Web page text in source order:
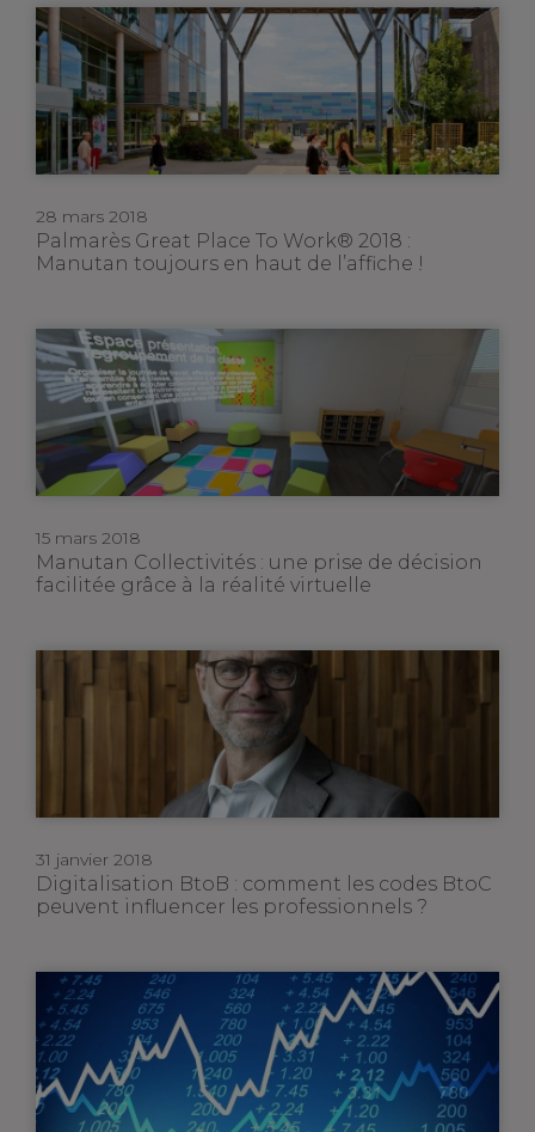
28 mars 2018
Palmarès Great Place To Work® 2018 :
Manutan toujours en haut de l’affiche !
15 mars 2018
Manutan Collectivités : une prise de décision
facilitée grâce à la réalité virtuelle
31 janvier 2018
Digitalisation BtoB : comment les codes BtoC
peuvent influencer les professionnels ?